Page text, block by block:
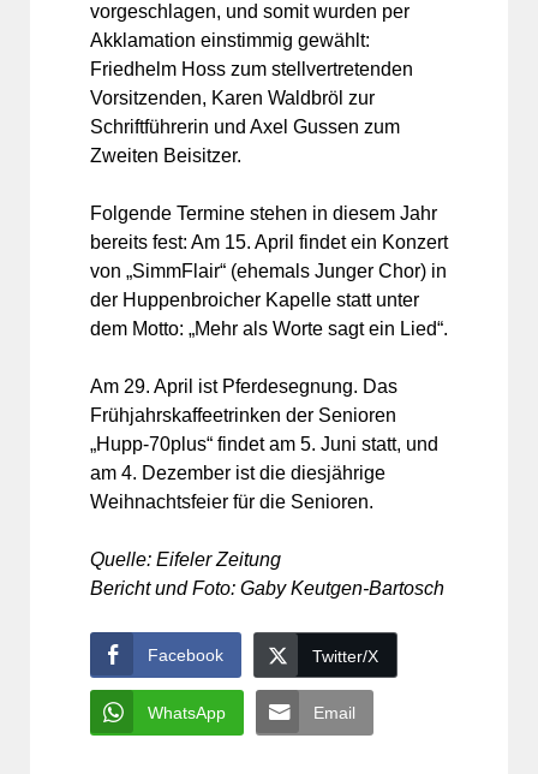
vorgeschlagen, und somit wurden per
Akklamation einstimmig gewählt:
Friedhelm Hoss zum stellvertretenden
Vorsitzenden, Karen Waldbröl zur
Schriftführerin und Axel Gussen zum
Zweiten Beisitzer.
Folgende Termine stehen in diesem Jahr
bereits fest: Am 15. April findet ein Konzert
von „SimmFlair“ (ehemals Junger Chor) in
der Huppenbroicher Kapelle statt unter
dem Motto: „Mehr als Worte sagt ein Lied“.
Am 29. April ist Pferdesegnung. Das
Frühjahrskaffeetrinken der Senioren
„Hupp-70plus“ findet am 5. Juni statt, und
am 4. Dezember ist die diesjährige
Weihnachtsfeier für die Senioren.
Quelle: Eifeler Zeitung
Bericht und Foto: Gaby Keutgen-Bartosch
Facebook Twitter/X
WhatsApp Email